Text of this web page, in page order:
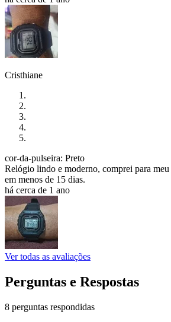
Cristhiane
cor-da-pulseira: Preto
Relógio lindo e moderno, comprei para
em menos de 15 dias.
há cerca de 1 ano
Ver todas as avaliações
Perguntas e Respostas
8 perguntas respondidas